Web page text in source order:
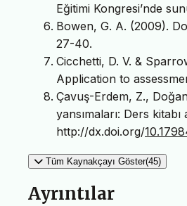
Eğitimi Kongresi’nde
Bowen, G. A. (2009).
27-40.
Cicchetti, D. V. &
Application to
Çavuş-Erdem, Z.,
yansımaları: Ders
http://dx.doi.org/
Tüm Kaynakçayı Göster(45)
Ayrıntılar